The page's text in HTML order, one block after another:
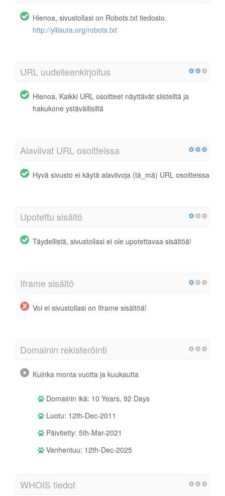
Hienoa, sivustollasi on Robots.txt tiedosto.
http://ylilauta.org/robots.txt
URL uudelleenkirjoitus
Hienoa, Kaikki URL osoitteet näyttävät siisteiltä ja
hakukone ystävällisiltä
Alaviivat URL osoitteissa
Hyvä sivusto ei käytä alaviivoja (tä_mä) URL osoitteissa
Upotettu sisältö
Täydellistä, sivustollasi ei ole upotettavaa sisältöä!
Iframe sisältö
Voi ei sivustollasi on Iframe sisältöä!
Domainin rekisteröinti
Kuinka monta vuotta ja kuukautta
Domainin ikä: 10 Years, 92 Days
Luotu: 12th-Dec-2011
Päivitetty: 5th-Mar-2021
Vanhentuu: 12th-Dec-2025
WHOIS tiedot